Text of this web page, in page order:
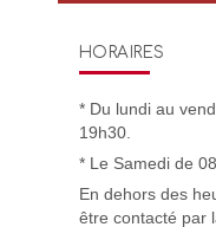
HORAIRES
* Du lundi au
19h30.
* Le Samedi de
En dehors des
être contacté par